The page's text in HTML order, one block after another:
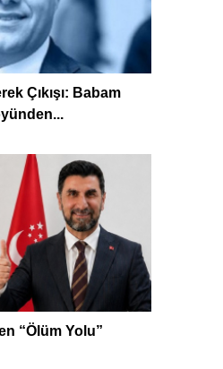
Çıkışı: Babam
“Ölüm Yolu”